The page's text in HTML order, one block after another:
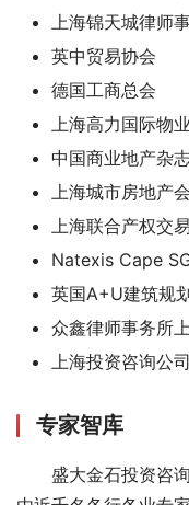
上海锦天城律师
英中贸易协会
德国工商总会
上海高力国际物
中国商业地产杂
上海城市房地产
上海联合产权交
Natexis Cape
英国A+U建筑规
众鑫律师事务所
上海投资咨询公司
专家智库
盛大金石投资咨询